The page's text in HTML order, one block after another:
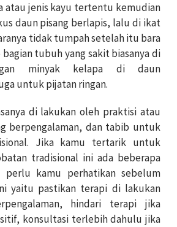
atau jenis kayu tertentu kemudian
daun pisang berlapis, lalu di ikat
tidak tumpah setelah itu bara
tubuh yang sakit biasanya di
minyak kelapa di daun
untuk pijatan ringan.
di lakukan oleh praktisi atau
berpengalaman, dan tabib untuk
Jika kamu tertarik untuk
tradisional ini ada beberapa
perlu kamu perhatikan sebelum
yaitu pastikan terapi di lakukan
hindari terapi jika
konsultasi terlebih dahulu jika